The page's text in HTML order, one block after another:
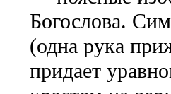
Богослова.
(одна рука
придает